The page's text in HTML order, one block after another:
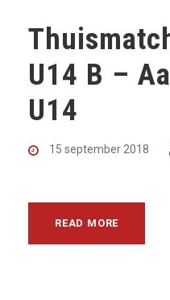
U14 B –
U14
15 september 2018
READ MORE